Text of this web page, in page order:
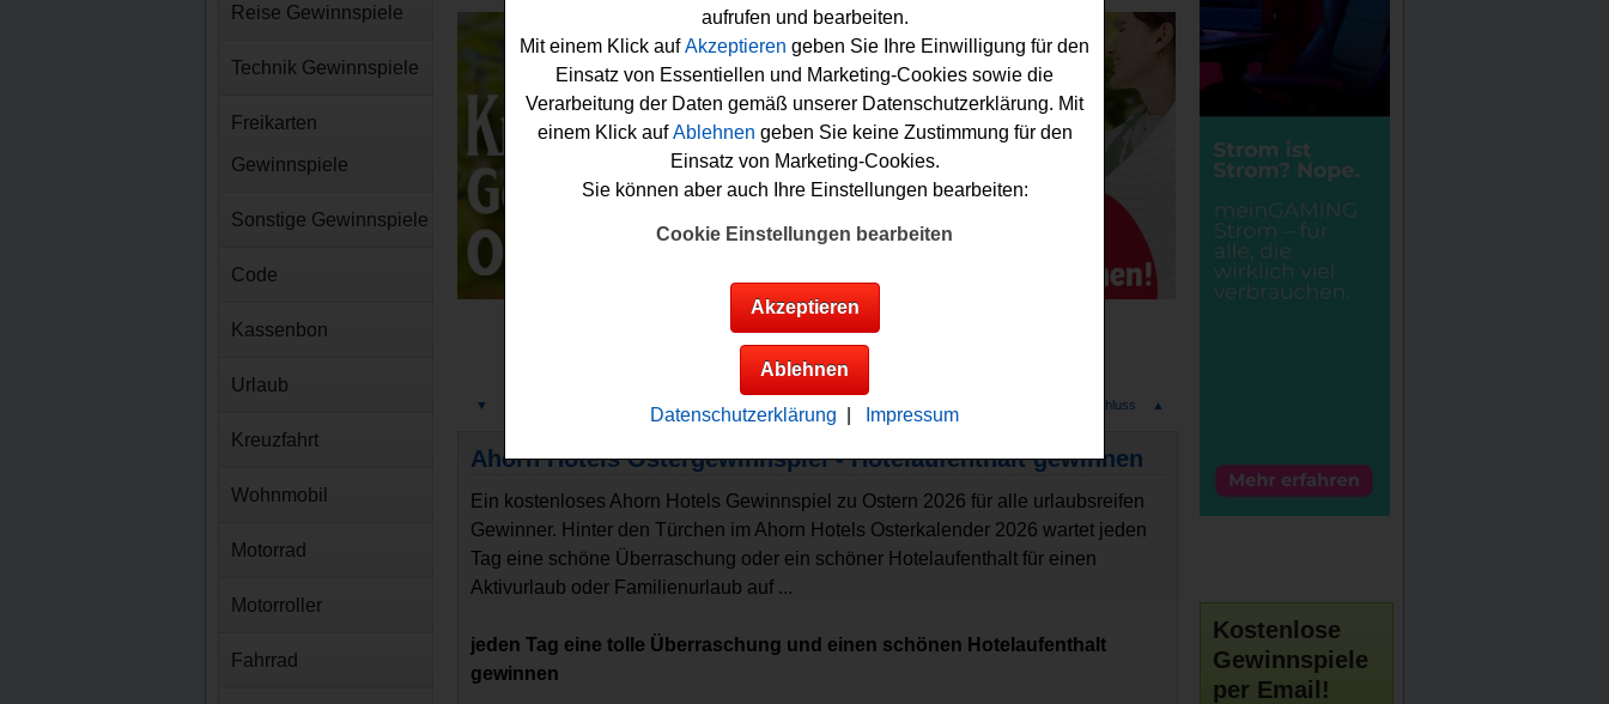
Gewinnspiele sortieren nach:
▼
▼ Gewinnanzahl ▲ Eintragungsdatum Einsendeschluss ▲
Ahorn Hotels Ostergewinnspiel - Hotelaufenthalt gewinnen
Ein kostenloses Ahorn Hotels Gewinnspiel zu Ostern 2026 für alle urlaubsreifen
Gewinner. Hinter den Türchen im Ahorn Hotels Osterkalender 2026 wartet jeden
Tag eine schöne Überraschung oder ein schöner Hotelaufenthalt für einen
Aktivurlaub oder Familienurlaub auf ...
jeden Tag eine tolle Überraschung und einen schönen Hotelaufenthalt
gewinnen
Reise Gewinnspiele
Technik Gewinnspiele
Freikarten
Gewinnspiele
Sonstige Gewinnspiele
Code
Kassenbon
Urlaub
Kreuzfahrt
Wohnmobil
Motorrad
Motorroller
Fahrrad
Kostenlose
Gewinnspiele
per Email!
aufrufen und bearbeiten.
Mit einem Klick aufAkzeptieren geben Sie Ihre Einwilligung für den
Einsatz von Essentiellen und Marketing-Cookies sowie die
Verarbeitung der Daten gemäß unserer Datenschutzerklärung. Mit
einem Klick aufAblehnen geben Sie keine Zustimmung für den
Einsatz von Marketing-Cookies.
Sie können aber auch Ihre Einstellungen bearbeiten:
Cookie Einstellungen bearbeiten
Akzeptieren
Ablehnen
Datenschutzerklärung Impressum